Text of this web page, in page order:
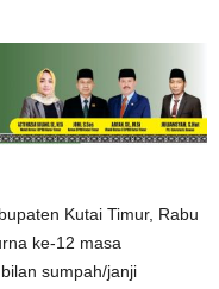
Kutai Timur, Rabu
ke-12 masa
sumpah/janji